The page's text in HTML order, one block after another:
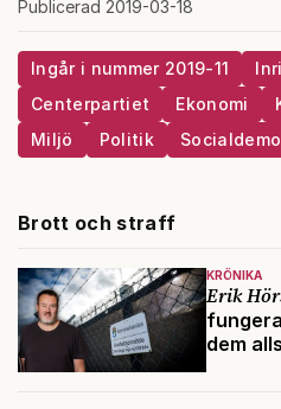
Publicerad 2019-03-18
Ingår i nummer 2019-11
Centerpartiet
Ekonomi
Miljö
Politik
Brott och straff
KRÖNIKA
Erik
dem